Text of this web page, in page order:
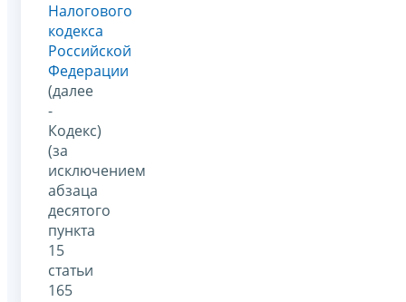
Налогового
кодекса
Российской
Федерации
(далее
-
Кодекс)
(за
исключением
абзаца
десятого
пункта
15
статьи
165